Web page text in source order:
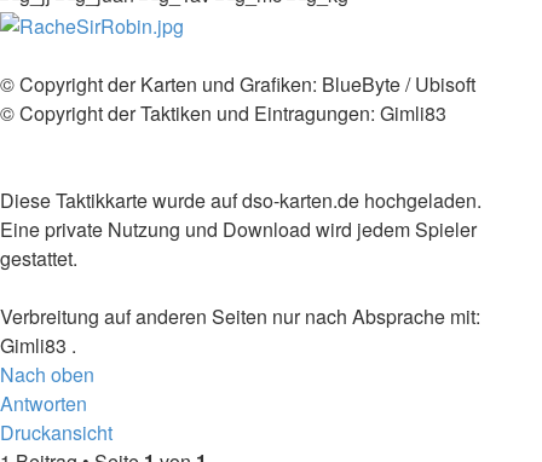
©️ Copyright der Karten und Grafiken: BlueByte / Ubisoft
©️ Copyright der Taktiken und Eintragungen: Gimli83
Diese Taktikkarte wurde auf dso-karten.de hochgeladen.
Eine private Nutzung und Download wird jedem Spieler
gestattet.
Verbreitung auf anderen Seiten nur nach Absprache mit:
Gimli83 .
Nach oben
Antworten
Druckansicht